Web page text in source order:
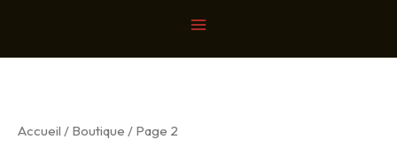
Accueil / Boutique / Page 2